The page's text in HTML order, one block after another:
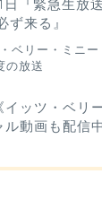
『緊急生放
ず来る』
・ベリー・ミニ
の放送
イッツ・ベリ
動画も配信